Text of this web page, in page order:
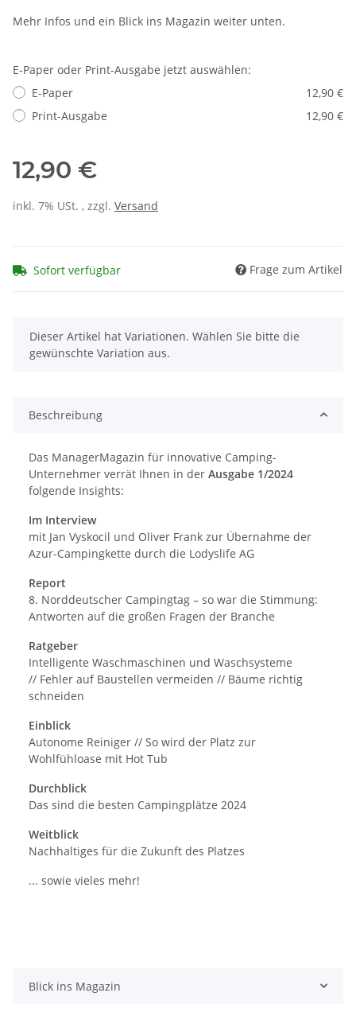
Mehr Infos und ein Blick ins Magazin weiter unten.
E-Paper oder Print-Ausgabe jetzt auswählen:
E-Paper
12,90 €
Print-Ausgabe
12,90 €
12,90 €
inkl. 7% USt. , zzgl. Versand
Sofort verfügbar Frage zum Artikel
x
Dieser Artikel hat Variationen. Wählen Sie bitte die
gewünschte Variation aus.
Beschreibung
Das ManagerMagazin für innovative Camping-
Unternehmer verrät Ihnen in der Ausgabe 1/2024
folgende Insights:
Im Interview
mit Jan Vyskocil und Oliver Frank zur Übernahme der
Azur-Campingkette durch die Lodyslife AG
Report
8. Norddeutscher Campingtag – so war die Stimmung:
Antworten auf die großen Fragen der Branche
Ratgeber
Intelligente Waschmaschinen und Waschsysteme
// Fehler auf Baustellen vermeiden // Bäume richtig
schneiden
Einblick
Autonome Reiniger // So wird der Platz zur
Wohlfühloase mit Hot Tub
Durchblick
Das sind die besten Campingplätze 2024
Weitblick
Nachhaltiges für die Zukunft des Platzes
... sowie vieles mehr!
Blick ins Magazin